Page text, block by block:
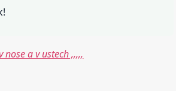
nose a v ustech ,,,,,